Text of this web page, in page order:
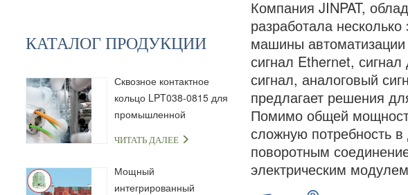
КАТАЛОГ ПРОДУКЦИИ
Сквозное контактное
кольцо LPT038-0815 для
промышленной
передачи сигналов
ЧИТАТЬ ДАЛЕЕ
Мощный
интегрированный
Компания JINPAT,
разработала
машины
сигнал Ethernet,
сигнал, аналоговый
предлагает решения
Помимо общей
сложную потребность в
поворотным
электрическим